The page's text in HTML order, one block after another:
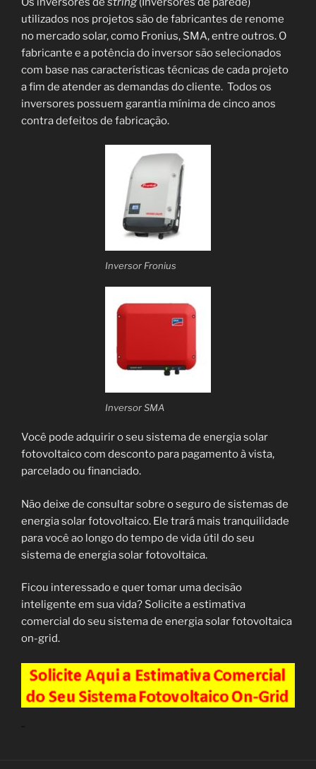
utilizados nos projetos são de fabricantes de renome
no mercado solar, como Fronius, SMA, entre outros. O
fabricante e a potência do inversor são selecionados
com base nas características técnicas de cada projeto
a fim de atender as demandas do cliente. Todos os
inversores possuem garantia mínima de cinco anos
contra defeitos de fabricação.
Inversor Fronius
Inversor SMA
Você pode adquirir o seu sistema de energia solar
fotovoltaico com desconto para pagamento à vista,
parcelado ou financiado.
Não deixe de consultar sobre o seguro de sistemas de
energia solar fotovoltaico. Ele trará mais tranquilidade
para você ao longo do tempo de vida útil do seu
sistema de energia solar fotovoltaica.
Ficou interessado e quer tomar uma decisão
inteligente em sua vida? Solicite a estimativa
comercial do seu sistema de energia solar fotovoltaica
on-grid.